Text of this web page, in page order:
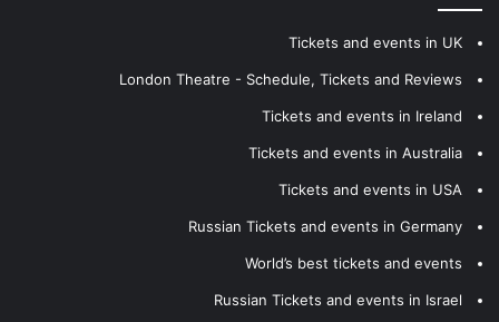
Tickets and events in UK
London Theatre - Schedule, Tickets and Reviews
Tickets and events in Ireland
Tickets and events in Australia
Tickets and events in USA
Russian Tickets and events in Germany
World’s best tickets and events
Russian Tickets and events in Israel